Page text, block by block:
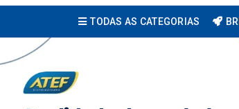
TODAS AS CATEGORIAS